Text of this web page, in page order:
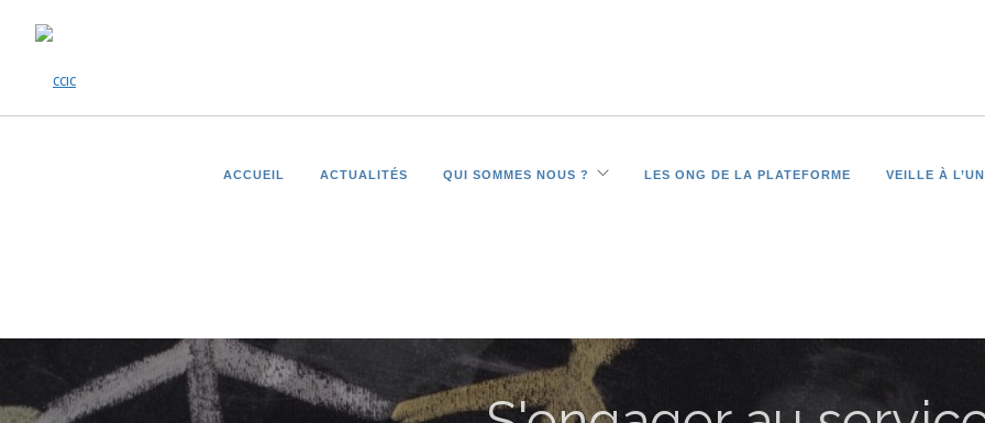
ACCUEIL ACTUALITÉS QUI SOMMES NOUS ? LES ONG DE LA PLATEFORME VEILLE À